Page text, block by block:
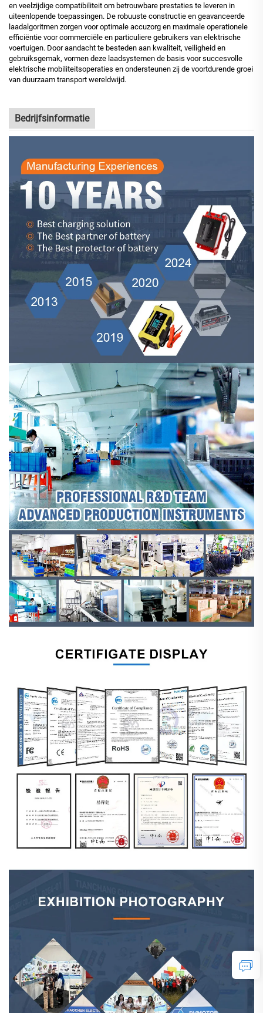
en veelzijdige compatibiliteit om betrouwbare prestaties te leveren in
uiteenlopende toepassingen. De robuuste constructie en geavanceerde
laadalgoritmen zorgen voor optimale accuzorg en maximale operationele
efficiëntie voor commerciële en particuliere gebruikers van elektrische
voertuigen. Door aandacht te besteden aan kwaliteit, veiligheid en
gebruiksgemak, vormen deze laadsystemen de basis voor succesvolle
elektrische mobiliteitsoperaties en ondersteunen zij de voortdurende groei
van duurzaam transport wereldwijd.
Bedrijfsinformatie